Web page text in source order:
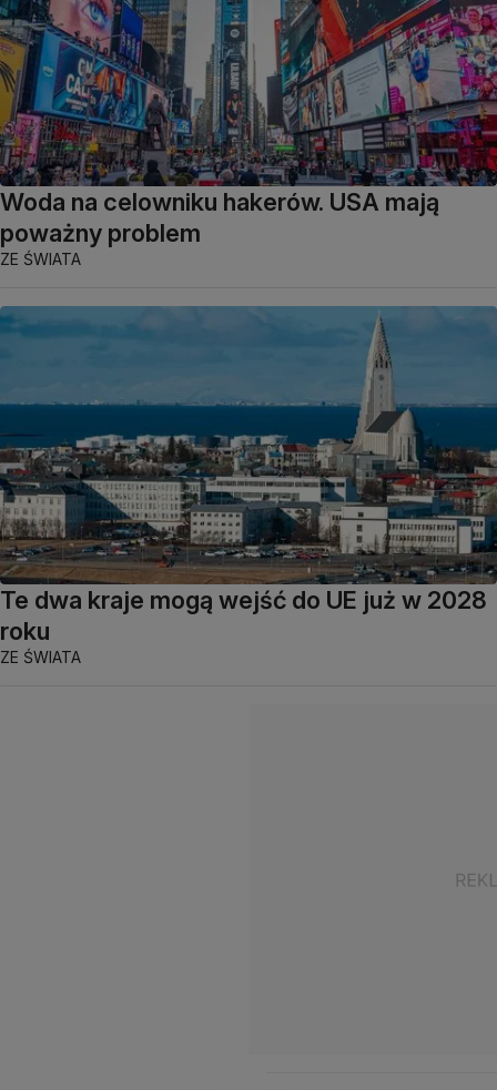
Woda na celowniku hakerów. USA mają
poważny problem
ZE ŚWIATA
Te dwa kraje mogą wejść do UE już w 2028
roku
ZE ŚWIATA